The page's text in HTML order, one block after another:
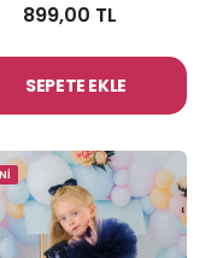
899,00 TL
SEPETE EKLE